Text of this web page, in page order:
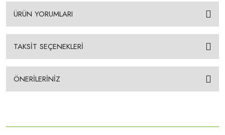
ÜRÜN YORUMLARI
TAKSİT SEÇENEKLERİ
ÖNERİLERİNİZ